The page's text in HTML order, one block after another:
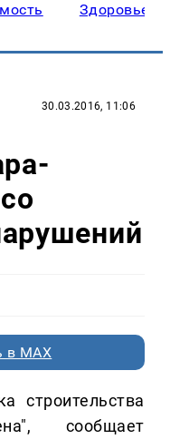
Здоровье
30.03.2016, 11:06
в MAX
строительства
сообщает